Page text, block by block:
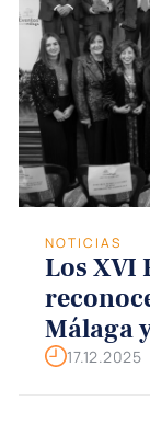
NOTICIAS
Los XVI
Málaga
17.12.2025